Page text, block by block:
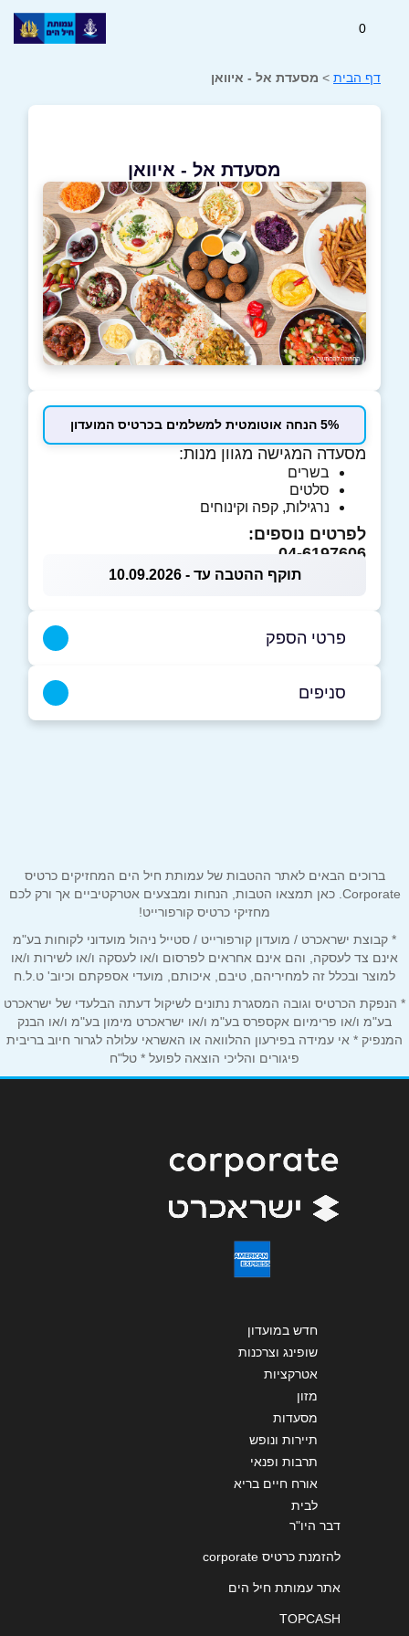
0
דף הבית > מסעדת אל - איוואן
מסעדת אל - איוואן
5% הנחה אוטומטית למשלמים בכרטיס המועדון
מסעדה המגישה מגוון מנות:
בשרים
סלטים
נרגילות, קפה וקינוחים
לפרטים נוספים:
04-6197606
תוקף ההטבה עד - 10.09.2026
פרטי הספק
אימייל*
נושא*
אנא חזרו אלי בקשר ל...
הודעה*
שליחה
סניפים
ברוכים הבאים לאתר ההטבות של עמותת חיל הים המחזיקים כרטיס
Corporate. כאן תמצאו הטבות, הנחות ומבצעים אטרקטיביים אך ורק לכם
מחזיקי כרטיס קורפורייט!
* קבוצת ישראכרט / מועדון קורפורייט / סטייל ניהול מועדוני לקוחות בע"מ
אינם צד לעסקה, והם אינם אחראים לפרסום ו/או לעסקה ו/או לשירות ו/או
למוצר ובכלל זה למחיריהם, טיבם, איכותם, מועדי אספקתם וכיוב' ט.ל.ח
* הנפקת הכרטיס וגובה המסגרת נתונים לשיקול דעתה הבלעדי של ישראכרט
בע"מ ו/או פרימיום אקספרס בע"מ ו/או ישראכרט מימון בע"מ ו/או הבנק
המנפיק * אי עמידה בפירעון ההלוואה או האשראי עלולה לגרור חיוב בריבית
פיגורים והליכי הוצאה לפועל * טל"ח
חדש במועדון
שופינג וצרכנות
אטרקציות
מזון
מסעדות
תיירות ונופש
תרבות ופנאי
אורח חיים בריא
לבית
דבר היו"ר
להזמנת כרטיס corporate
אתר עמותת חיל הים
TOPCASH